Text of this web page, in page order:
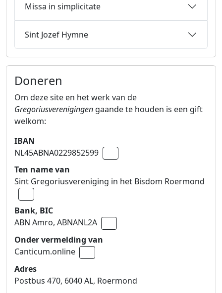
Missa in simplicitate
Sint Jozef Hymne
Doneren
Om deze site en het werk van de
Gregoriusverenigingen gaande te houden is een gift
welkom:
IBAN
NL45ABNA0229852599
Ten name van
Sint Gregoriusvereniging in het Bisdom Roermond
Bank, BIC
ABN Amro, ABNANL2A
Onder vermelding van
Canticum.online
Adres
Postbus 470, 6040 AL, Roermond